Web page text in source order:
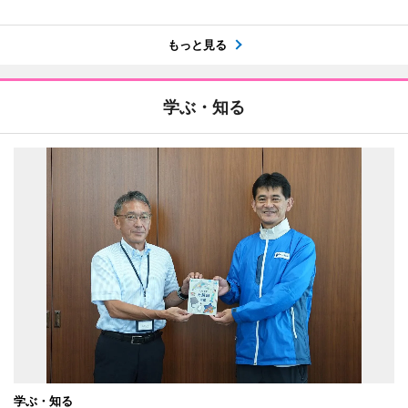
もっと見る
学ぶ・知る
学ぶ・知る